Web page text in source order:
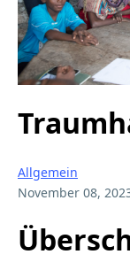
Allgemein
November 08,